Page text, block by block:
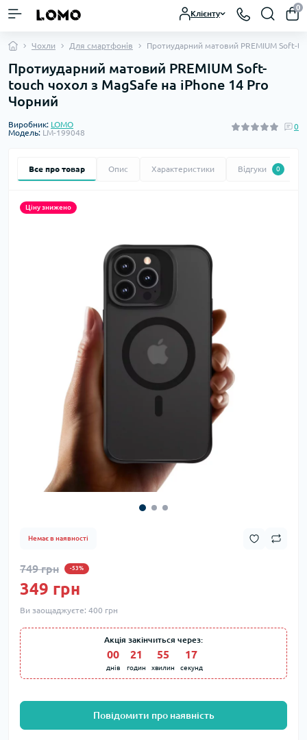
Клієнту
0
Чохли Для смартфонів Протиударний матовий PREMIUM Soft-
Протиударний матовий PREMIUM Soft-
touch чохол з MagSafe на iPhone 14 Pro
Чорний
Виробник: LOMO
Модель: LM-199048
0
Все про товар Опис Характеристики Відгуки 0
Ціну знижено
Немає в наявності
749 грн -53%
349 грн
Ви заощаджуєте: 400 грн
Акція закінчиться через:
00
днів
21
годин
55
хвилин
16
секунд
Повідомити про наявність